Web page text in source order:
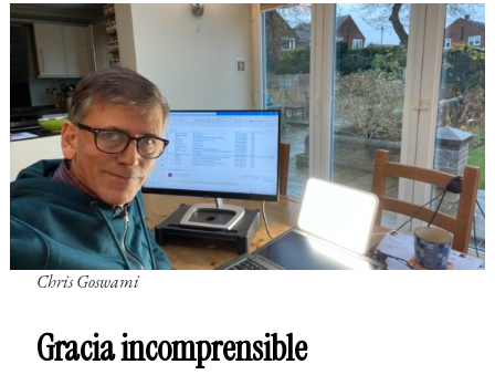
Chris Goswami
Gracia incomprensible